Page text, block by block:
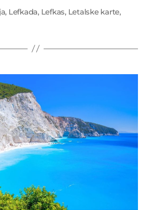
, Lefkada, Lefkas, Letalske karte,